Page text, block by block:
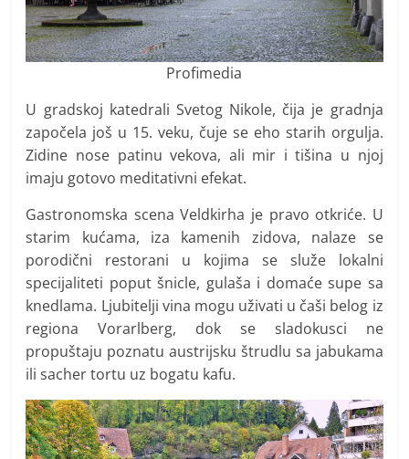
Profimedia
U gradskoj katedrali Svetog Nikole, čija je gradnja
započela još u 15. veku, čuje se eho starih orgulja.
Zidine nose patinu vekova, ali mir i tišina u njoj
imaju gotovo meditativni efekat.
Gastronomska scena Veldkirha je pravo otkriće. U
starim kućama, iza kamenih zidova, nalaze se
porodični restorani u kojima se služe lokalni
specijaliteti poput šnicle, gulaša i domaće supe sa
knedlama. Ljubitelji vina mogu uživati u čaši belog iz
regiona Vorarlberg, dok se sladokusci ne
propuštaju poznatu austrijsku štrudlu sa jabukama
ili sacher tortu uz bogatu kafu.